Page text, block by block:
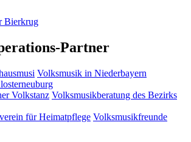
Partner
Volksmusik in Niederbayern
Volkstanz Volksmusikberatung des Bezirks
für Heimatpflege Volksmusikfreunde